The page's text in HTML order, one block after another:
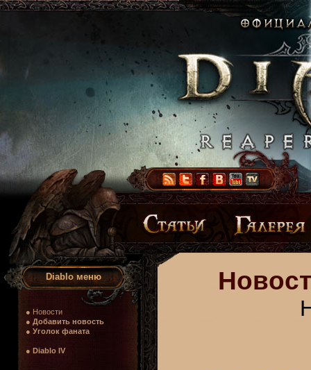
Diablo меню
● Новости
● Добавить новость
● Уголок фаната
● Diablo IV